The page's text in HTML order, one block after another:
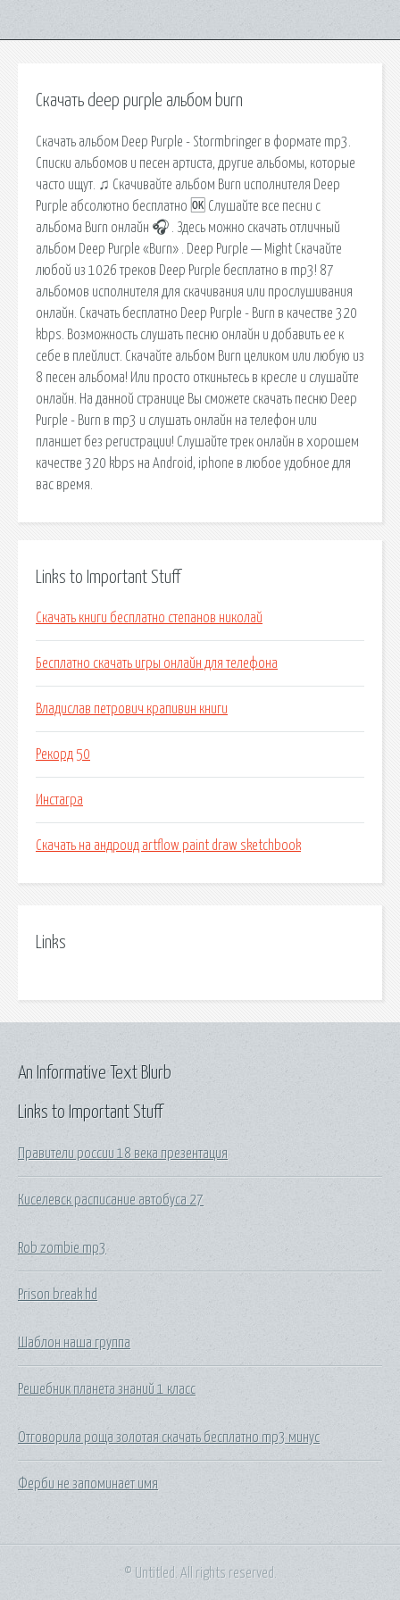
Скачать deep purple альбом burn
Скачать альбом Deep Purple - Stormbringer в формате mp3.
Списки альбомов и песен артиста, другие альбомы, которые
часто ищут. ♫ Скачивайте альбом Burn исполнителя Deep
Purple абсолютно бесплатно 🆗 Слушайте все песни с
альбома Burn онлайн 🎧 . Здесь можно скачать отличный
альбом Deep Purple «Burn» . Deep Purple — Might Скачайте
любой из 1026 треков Deep Purple бесплатно в mp3! 87
альбомов исполнителя для скачивания или прослушивания
онлайн. Скачать бесплатно Deep Purple - Burn в качестве 320
kbps. Возможность слушать песню онлайн и добавить ее к
себе в плейлист. Скачайте альбом Burn целиком или любую из
8 песен альбома! Или просто откиньтесь в кресле и слушайте
онлайн. На данной странице Вы сможете скачать песню Deep
Purple - Burn в mp3 и слушать онлайн на телефон или
планшет без регистрации! Слушайте трек онлайн в хорошем
качестве 320 kbps на Android, iphone в любое удобное для
вас время.
Links to Important Stuff
Скачать книги бесплатно степанов николай
Бесплатно скачать игры онлайн для телефона
Владислав петрович крапивин книги
Рекорд 50
Инстагра
Скачать на андроид artflow paint draw sketchbook
Links
Links to Important Stuff
Правители россии 18 века презентация
Киселевск расписание автобуса 27
Rob zombie mp3
Prison break hd
Шаблон наша группа
Решебник планета знаний 1 класс
Отговорила роща золотая скачать бесплатно mp3 минус
Ферби не запоминает имя
An Informative Text Blurb
© Untitled. All rights reserved.